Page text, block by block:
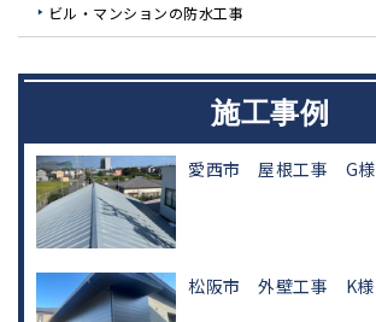
ビル・マンションの防水工事
施工事例
愛西市 屋根工事 G様
松阪市 外壁工事 K様